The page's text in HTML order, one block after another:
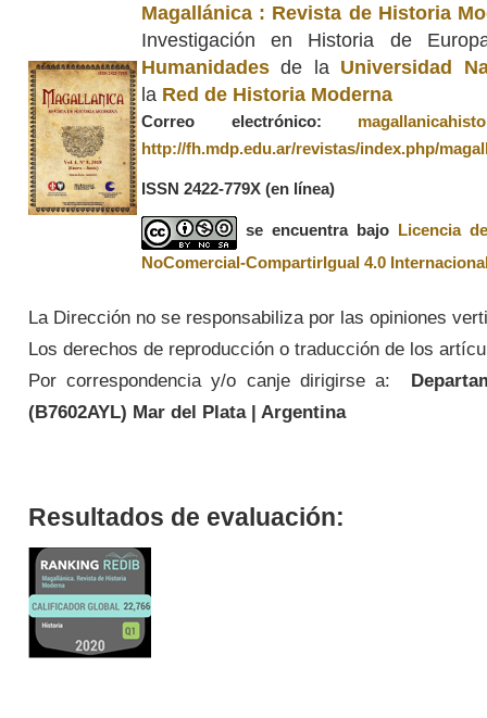
Magallánica : Revista de Historia
Investigación en Historia de
Humanidadesde la Universidad
la Red de Historia Moderna
Correo electrónico:
http://fh.mdp.edu.ar/revistas/index.php/
ISSN 2422-779X (en línea)
se encuentra bajo
Licencia
NoComercial-CompartirIgual 4.0
La Dirección no se responsabiliza por las opiniones
Los derechos de reproducción o traducción de los
Por correspondencia y/o canje dirigirse a:
(B7602AYL) Mar del Plata | Argentina
Resultados de evaluación: